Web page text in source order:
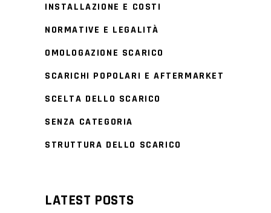
INSTALLAZIONE E COSTI
NORMATIVE E LEGALITÀ
OMOLOGAZIONE SCARICO
SCARICHI POPOLARI E AFTERMARKET
SCELTA DELLO SCARICO
SENZA CATEGORIA
STRUTTURA DELLO SCARICO
LATEST POSTS